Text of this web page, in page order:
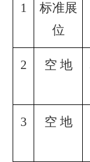
1
标准展
位
2 空 地
3 空 地